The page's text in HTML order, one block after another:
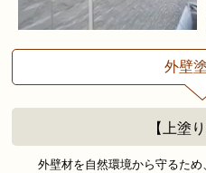
外壁
【上塗
外壁材を自然環境から守るため